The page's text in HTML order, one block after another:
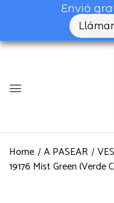
Envió
Home A PASEAR
19176 Mist Green (Verde